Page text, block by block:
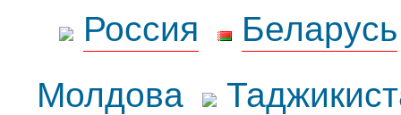
Россия
Беларусь
Молдова